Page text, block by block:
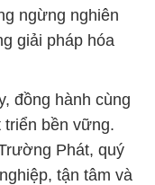
ngừng nghiên
giải pháp hóa
đồng hành cùng
bền vững.
Phát, quý
tận tâm và